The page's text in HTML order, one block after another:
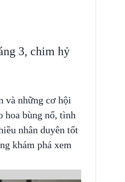
3, chim hỷ
và những cơ hội
hoa bùng nổ, tình
nhân duyên tốt
khám phá xem